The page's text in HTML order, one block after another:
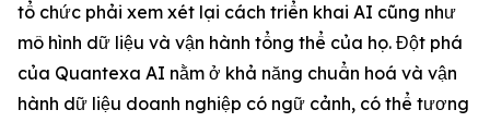
tổ chức phải xem xét lại cách triển khai AI cũng như
mô hình dữ liệu và vận hành tổng thể của họ. Đột phá
của Quantexa AI nằm ở khả năng chuẩn hoá và vận
hành dữ liệu doanh nghiệp có ngữ cảnh, có thể tương